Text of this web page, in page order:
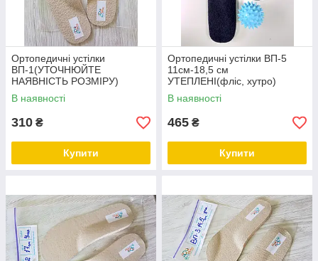
Ортопедичні устілки
ВП-1(УТОЧНЮЙТЕ
НАЯВНІСТЬ РОЗМІРУ)
В наявності
310 ₴
Купити
Ортопедичні устілки ВП-5
11см-18,5 см
УТЕПЛЕНІ(фліс, хутро)
В наявності
465 ₴
Купити